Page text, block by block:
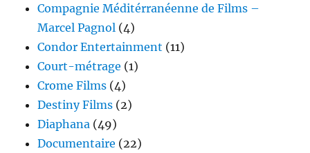
Compagnie Méditérranéenne de Films –
Marcel Pagnol (4)
Condor Entertainment (11)
Court-métrage (1)
Crome Films (4)
Destiny Films (2)
Diaphana (49)
Documentaire (22)